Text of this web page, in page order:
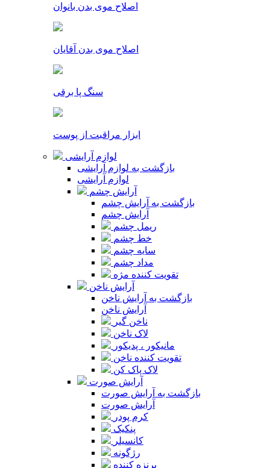
اصلاح موی بدن بانوان
اصلاح موی بدن آقایان
سنگ پا برقی
ابزار مراقبت از پوست
لوازم آرایشی
بازگشت به لوازم آرایشی
لوازم آرایشی
آرایش چشم
بازگشت به آرایش چشم
آرایش چشم
ریمل چشم
خط چشم
سایه چشم
مداد چشم
تقویت کننده مژه
آرایش ناخن
بازگشت به آرایش ناخن
آرایش ناخن
ناخن گیر
لاک ناخن
مانیکور ، پدیکور
تقویت کننده ناخن
لاک پاک کن
آرایش صورت
بازگشت به آرایش صورت
آرایش صورت
کرم پودر
پنکیک
کانسیلر
رژگونه
برنزه کننده